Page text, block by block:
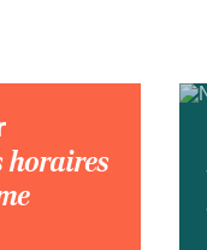
horaires